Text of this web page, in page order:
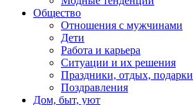
Общество
Отношения с мужчинами
Дети
Работа и карьера
Ситуации и их решения
Праздники, отдых, подарки
Поздравления
Дом, быт, уют